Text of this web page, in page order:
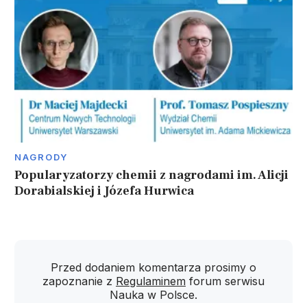
NAGRODY
Popularyzatorzy chemii z nagrodami im. Alicji
Dorabialskiej i Józefa Hurwica
Przed dodaniem komentarza prosimy o
zapoznanie z Regulaminem forum serwisu
Nauka w Polsce.